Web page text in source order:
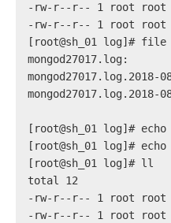
-rw-r--r-- 1 root root
-rw-r--r-- 1 root root
[root@sh_01 log]# file
mongod27017.log:
[root@sh_01 log]# echo
[root@sh_01 log]# echo
[root@sh_01 log]# ll
total 12
-rw-r--r-- 1 root root
-rw-r--r-- 1 root root